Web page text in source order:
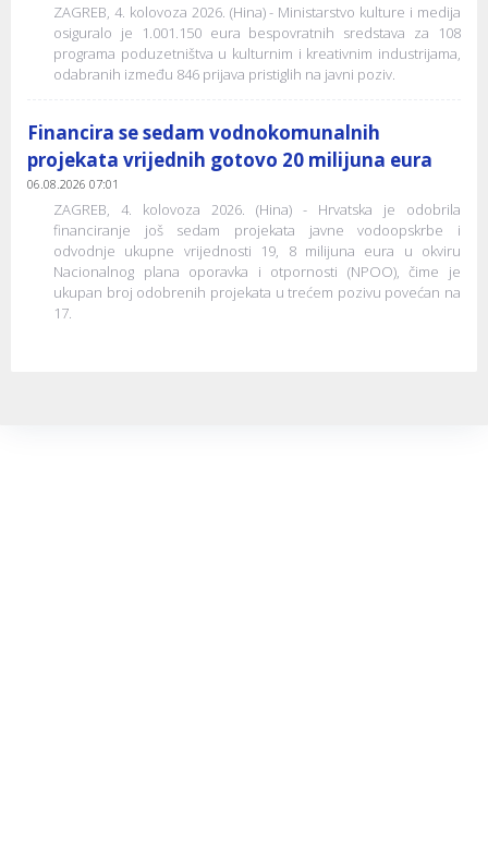
ZAGREB, 4. kolovoza 2026. (Hina) - Ministarstvo kulture i medija
osiguralo je 1.001.150 eura bespovratnih sredstava za 108
programa poduzetništva u kulturnim i kreativnim industrijama,
odabranih između 846 prijava pristiglih na javni poziv.
Financira se sedam vodnokomunalnih
projekata vrijednih gotovo 20 milijuna eura
06.08.2026 07:01
ZAGREB, 4. kolovoza 2026. (Hina) - Hrvatska je odobrila
financiranje još sedam projekata javne vodoopskrbe i
odvodnje ukupne vrijednosti 19, 8 milijuna eura u okviru
Nacionalnog plana oporavka i otpornosti (NPOO), čime je
ukupan broj odobrenih projekata u trećem pozivu povećan na
17.